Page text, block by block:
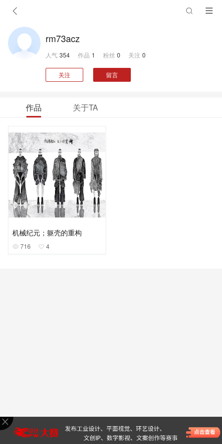
rm73acz
人气 354 作品 1 粉丝 0 关注 0
关注 留言
作品 关于TA
机械纪元；躯壳的重构
716 4